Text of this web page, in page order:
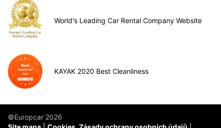
World's Leading Car Rental Company Website
KAYAK 2020 Best Cleanliness
©Europcar 2026